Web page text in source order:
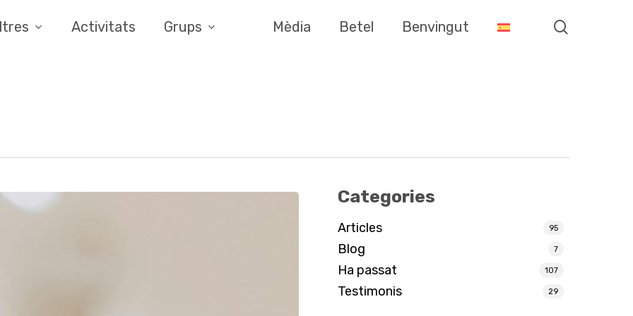
Activitats Grups Mèdia Betel Benvingut
Categories
Articles 95
Blog 7
Ha passat 107
Testimonis 29